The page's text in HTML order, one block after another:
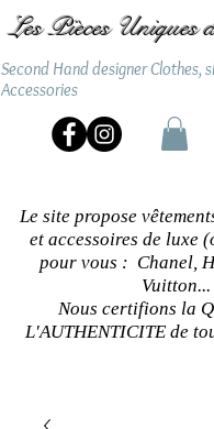
Les Pièces Uniques
Second Hand designer Clothes,
Accessories
Le site propose
et accessoires de luxe
pour vous : Chanel,
Vuitton...
Nous certifions la
L'AUTHENTICITE de